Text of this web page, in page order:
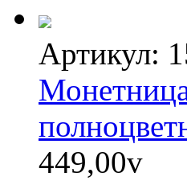
Артикул:
449,00v